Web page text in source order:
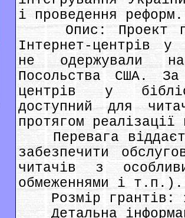
і проведення реформ.
Опис: Проект
Інтернет-центрів у
не одержували
Посольства США.
центрів у
доступний для
протягом
Перевага
забезпечити
читачів з
обмеженнями і т.п.).
Розмір грантів:
Детальна